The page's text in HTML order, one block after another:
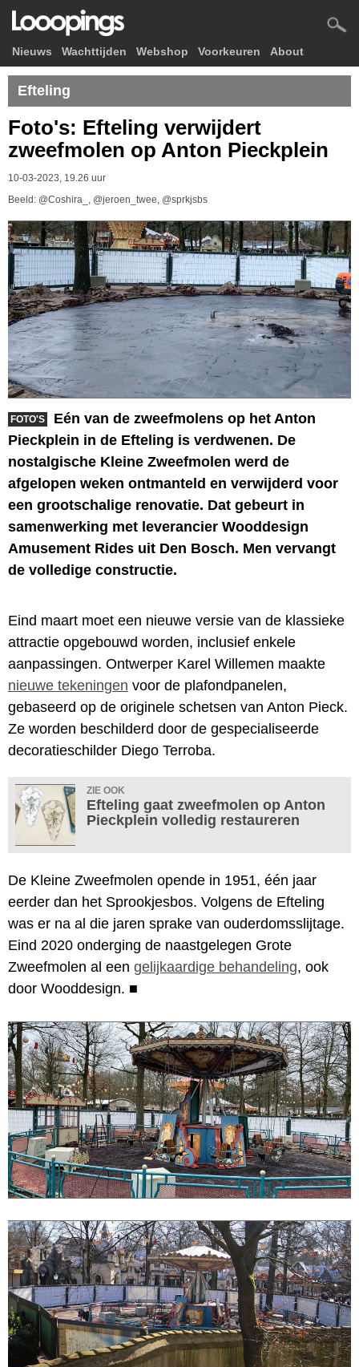
Nieuws Wachttijden Webshop Voorkeuren About
Efteling
Foto's: Efteling verwijdert
zweefmolen op Anton Pieckplein
10-03-2023, 19.26 uur
Beeld: @Coshira_, @jeroen_twee, @sprkjsbs
FOTO'S
Eén van de zweefmolens op het Anton
Pieckplein in de Efteling is verdwenen. De
nostalgische Kleine Zweefmolen werd de
afgelopen weken ontmanteld en verwijderd voor
een grootschalige renovatie. Dat gebeurt in
samenwerking met leverancier Wooddesign
Amusement Rides uit Den Bosch. Men vervangt
de volledige constructie.
Eind maart moet een nieuwe versie van de klassieke
attractie opgebouwd worden, inclusief enkele
aanpassingen. Ontwerper Karel Willemen maakte
nieuwe tekeningen voor de plafondpanelen,
gebaseerd op de originele schetsen van Anton Pieck.
Ze worden beschilderd door de gespecialiseerde
decoratieschilder Diego Terroba.
ZIE OOK
Efteling gaat zweefmolen op Anton
Pieckplein volledig restaureren
De Kleine Zweefmolen opende in 1951, één jaar
eerder dan het Sprookjesbos. Volgens de Efteling
was er na al die jaren sprake van ouderdomsslijtage.
Eind 2020 onderging de naastgelegen Grote
Zweefmolen al een gelijkaardige behandeling, ook
door Wooddesign. ■